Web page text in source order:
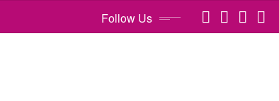
Follow Us